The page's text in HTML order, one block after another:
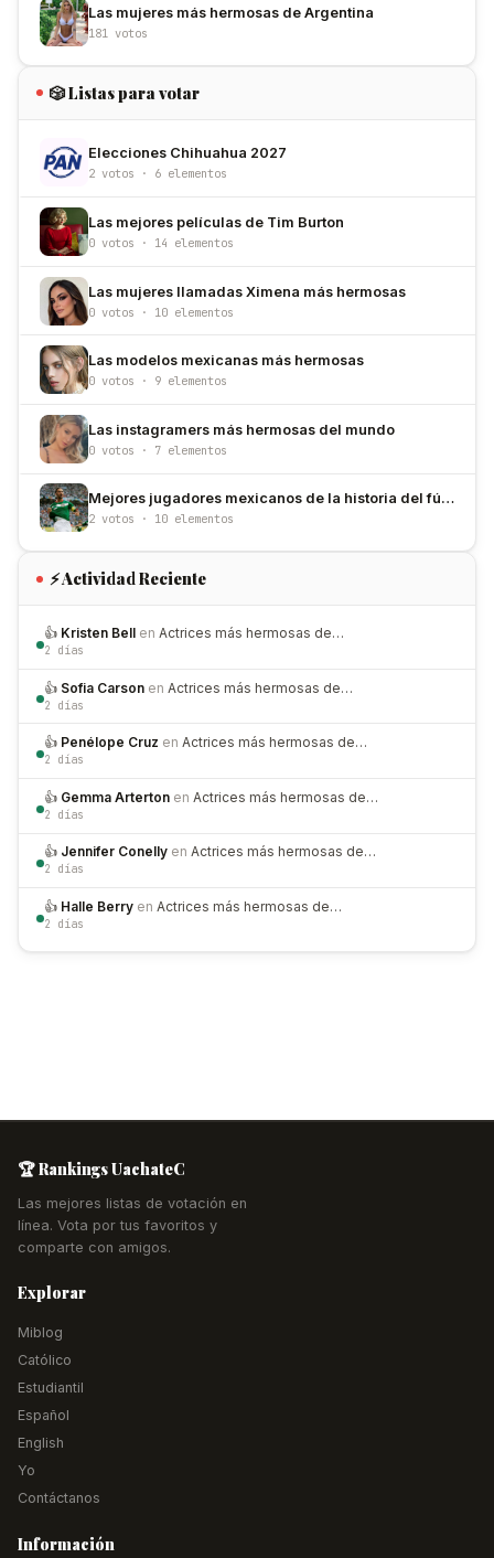
Las mujeres más hermosas de Argentina
181 votos
🎲 Listas para votar
Elecciones Chihuahua 2027
2 votos · 6 elementos
Las mejores películas de Tim Burton
0 votos · 14 elementos
Las mujeres llamadas Ximena más hermosas
0 votos · 10 elementos
Las modelos mexicanas más hermosas
0 votos · 9 elementos
Las instagramers más hermosas del mundo
0 votos · 7 elementos
Mejores jugadores mexicanos de la historia del fútbol
2 votos · 10 elementos
⚡ Actividad Reciente
👍 Kristen Bell en Actrices más hermosas de…
2 días
👍 Sofia Carson en Actrices más hermosas de…
2 días
👍 Penélope Cruz en Actrices más hermosas de…
2 días
👍 Gemma Arterton en Actrices más hermosas de…
2 días
👍 Jennifer Conelly en Actrices más hermosas de…
2 días
👍 Halle Berry en Actrices más hermosas de…
2 días
🏆 Rankings UachateC
Las mejores listas de votación en
línea. Vota por tus favoritos y
comparte con amigos.
Explorar
Miblog
Católico
Estudiantil
Español
English
Yo
Contáctanos
Información